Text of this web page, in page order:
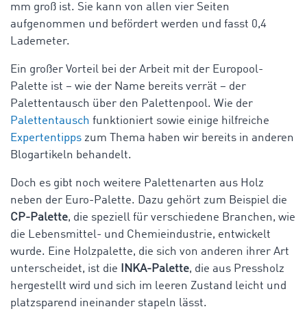
mm groß ist. Sie kann von allen vier Seiten
aufgenommen und befördert werden und fasst 0,4
Lademeter.
Ein großer Vorteil bei der Arbeit mit der Europool-
Palette ist – wie der Name bereits verrät – der
Palettentausch über den Palettenpool. Wie der
Palettentausch funktioniert sowie einige hilfreiche
Expertentipps zum Thema haben wir bereits in anderen
Blogartikeln behandelt.
Doch es gibt noch weitere Palettenarten aus Holz
neben der Euro-Palette. Dazu gehört zum Beispiel die
CP-Palette, die speziell für verschiedene Branchen, wie
die Lebensmittel- und Chemieindustrie, entwickelt
wurde. Eine Holzpalette, die sich von anderen ihrer Art
unterscheidet, ist die INKA-Palette, die aus Pressholz
hergestellt wird und sich im leeren Zustand leicht und
platzsparend ineinander stapeln lässt.